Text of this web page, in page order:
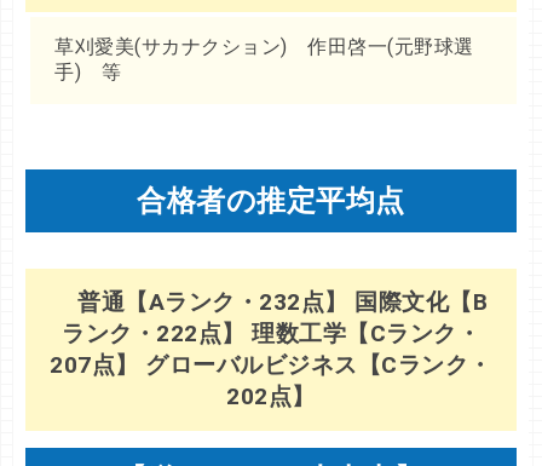
草刈愛美(サカナクション) 作田啓一(元野球選
手) 等
合格者の推定平均点
普通【Aランク・232点】 国際文化【B
ランク・222点】 理数工学【Cランク・
207点】 グローバルビジネス【Cランク・
202点】